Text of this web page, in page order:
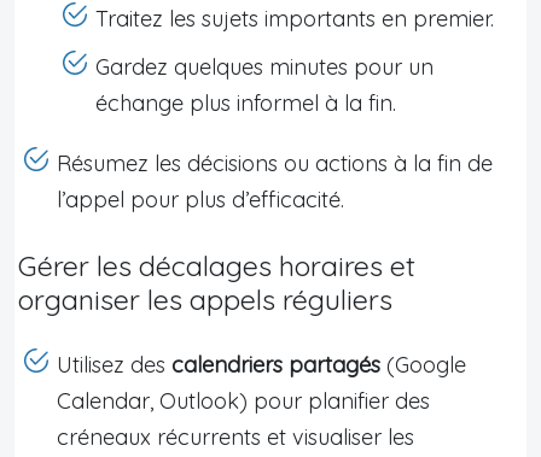
Traitez les sujets importants en premier.
Gardez quelques minutes pour un
échange plus informel à la fin.
Résumez les décisions ou actions à la fin de
l’appel pour plus d’efficacité.
Gérer les décalages horaires et
organiser les appels réguliers
Utilisez des calendriers partagés (Google
Calendar, Outlook) pour planifier des
créneaux récurrents et visualiser les